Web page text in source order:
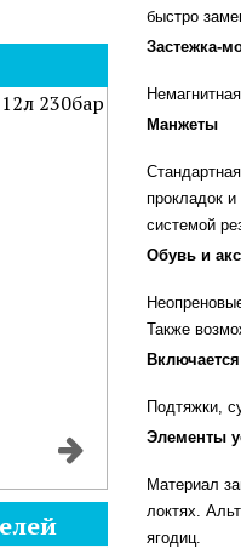
230бар
быстро
Застежка-
Манжеты
прокладок
системой
Обувь и
Также
Подтяжки,
Элементы
Материал
локтях.
ягодиц.